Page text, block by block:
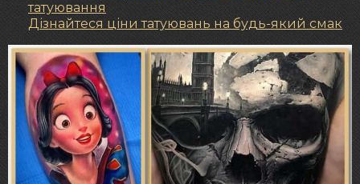
татуювання
Дізнайтеся ціни татуювань на будь-який смак